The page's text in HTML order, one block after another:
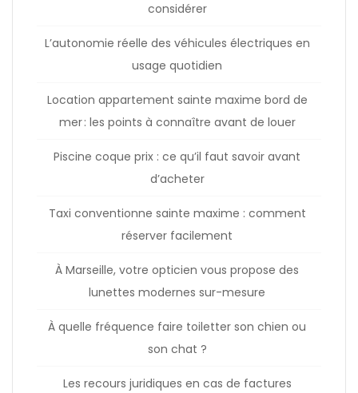
considérer
L’autonomie réelle des véhicules électriques en
usage quotidien
Location appartement sainte maxime bord de
mer : les points à connaître avant de louer
Piscine coque prix : ce qu’il faut savoir avant
d’acheter
Taxi conventionne sainte maxime : comment
réserver facilement
À Marseille, votre opticien vous propose des
lunettes modernes sur-mesure
À quelle fréquence faire toiletter son chien ou
son chat ?
Les recours juridiques en cas de factures